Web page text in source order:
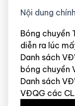
Nội dung chính
Bóng chuyền
diễn ra lúc
Danh sách
bóng chuyền
Danh sách
VĐQG các